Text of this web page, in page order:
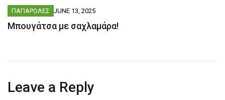
ΠΑΠΑΡΟΛΕΣ JUNE 13, 2025
Μπουγάτσα με σαχλαμάρα!
Leave a Reply